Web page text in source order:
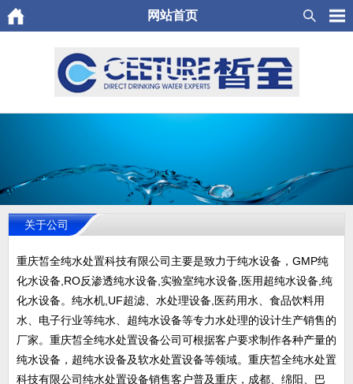
网站首页
关于公司
重庆皙全纯水处置科技有限公司主要是致力于纯水设备，GMP纯
化水设备,RO反渗透纯水设备,实验室纯水设备,医用超纯水设备,纯
化水设备。纯水机,UF超滤、水处理设备,医药用水、食品饮料用
水、电子行业等纯水、超纯水设备等专力水处理的设计生产销售的
厂家。重庆皙全纯水处置设备公司可根据客户要求制作各种产量的
纯水设备，超纯水设备及软水处置设备等领域。重庆皙全纯水处置
科技有限公司纯水处置设备销售客户普及重庆，成都、绵阳、巴